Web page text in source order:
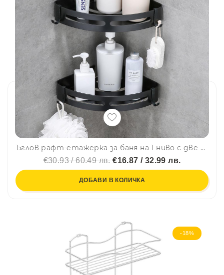
Ъглов рафт-етажерка за баня на 1 ниво с две куки SF030-1B, черен мат, 1бр
€30.93 / 60.49 лв.€16.87 / 32.99 лв.
ДОБАВИ В КОЛИЧКА
-18%